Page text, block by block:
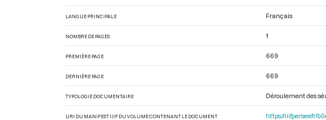
LANGUE PRINCIPALE Français
NOMBRE DE PAGES 1
PREMIÈRE PAGE 669
DERNIÈRE PAGE 669
TYPOLOGIE DOCUMENTAIRE Déroulement des
URI DU MANIFEST IIIF DU VOLUME CONTENANT LE DOCUMENT https://iiif.persee.fr/